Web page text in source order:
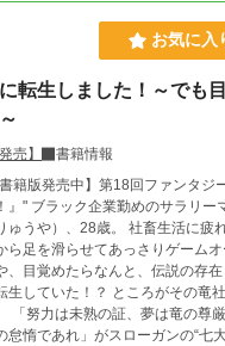
お気に入
転生しました！～でも
売】
書籍情報
籍版発売中】第18回ファンタジ
マン、橘隆也（たちば
ゅうや）、28歳。 社畜生活に疲
ら足を滑らせてあっさりゲー
、目覚めたらなんと、伝説の存在
！？ ところがその竜社会、価値観がヤバす
た
怠惰であれ」がスローガンの“七